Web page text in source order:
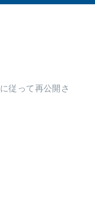
に従って再公開さ